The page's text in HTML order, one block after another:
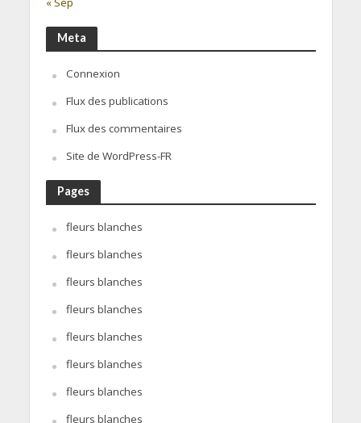
Meta
Connexion
Flux des publications
Flux des commentaires
Site de WordPress-FR
Pages
fleurs blanches
fleurs blanches
fleurs blanches
fleurs blanches
fleurs blanches
fleurs blanches
fleurs blanches
fleurs blanches